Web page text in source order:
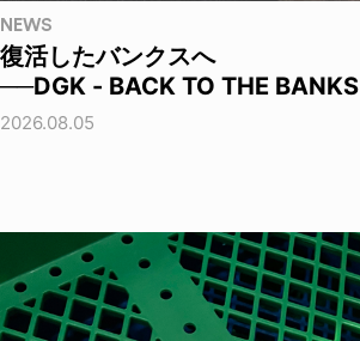
NEWS
復活したバンクスへ
──DGK - BACK TO THE BANKS
2026.08.05